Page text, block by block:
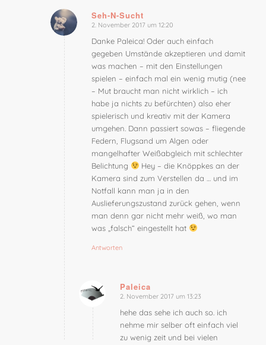
Seh-N-Sucht
sagte:
2. November 2017 um 12:20
Danke Paleica! Oder auch einfach
gegeben Umstände akzeptieren und damit
was machen – mit den Einstellungen
spielen – einfach mal ein wenig mutig (nee
– Mut braucht man nicht wirklich – ich
habe ja nichts zu befürchten) also eher
spielerisch und kreativ mit der Kamera
umgehen. Dann passiert sowas – fliegende
Federn, Flugsand um Algen oder
mangelhafter Weißabgleich mit schlechter
Belichtung
Hey – die Knöppkes an der
Kamera sind zum Verstellen da … und im
Notfall kann man ja in den
Auslieferungszustand zurück gehen, wenn
man denn gar nicht mehr weiß, wo man
was „falsch“ eingestellt hat
Antworten
Paleica
sagte:
2. November 2017 um 13:23
hehe das sehe ich auch so. ich
nehme mir selber oft einfach viel
zu wenig zeit und bei vielen